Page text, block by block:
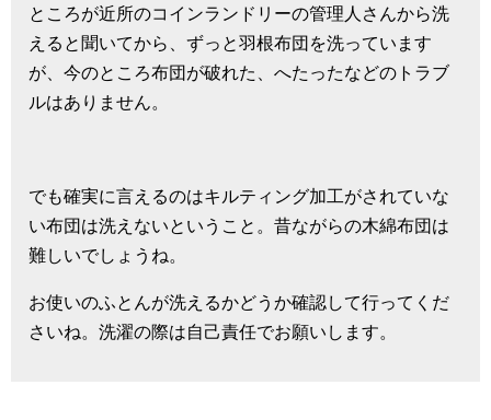
ところが近所のコインランドリーの管理人さんから洗
えると聞いてから、ずっと羽根布団を洗っています
が、今のところ布団が破れた、へたったなどのトラブ
ルはありません。
でも確実に言えるのはキルティング加工がされていな
い布団は洗えないということ。昔ながらの木綿布団は
難しいでしょうね。
お使いのふとんが洗えるかどうか確認して行ってくだ
さいね。洗濯の際は自己責任でお願いします。